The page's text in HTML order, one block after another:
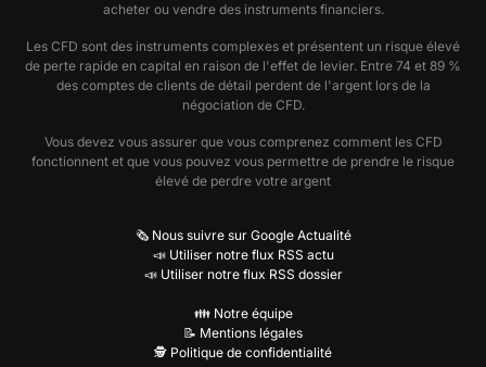
acheter ou vendre des instruments financiers.
Les CFD sont des instruments complexes et présentent un risque élevé
de perte rapide en capital en raison de l'effet de levier. Entre 74 et 89 %
des comptes de clients de détail perdent de l'argent lors de la
négociation de CFD.
Vous devez vous assurer que vous comprenez comment les CFD
fonctionnent et que vous pouvez vous permettre de prendre le risque
élevé de perdre votre argent
🗞️ Nous suivre sur Google Actualité
📣 Utiliser notre flux RSS actu
📣 Utiliser notre flux RSS dossier
👪 Notre équipe
📝 Mentions légales
🕵️ Politique de confidentialité